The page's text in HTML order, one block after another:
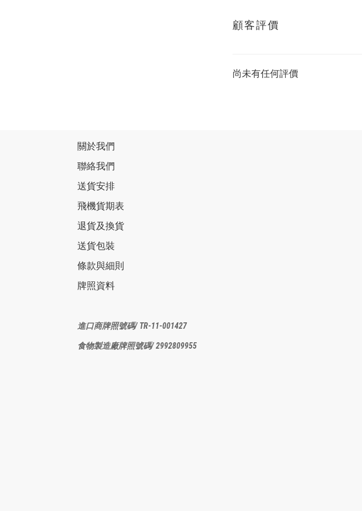
顧客評價
尚未有任何評價
關於我們
聯絡我們
送貨安排
飛機貨期表
退貨及換貨
送貨包裝
條款與細則
牌照資料
進口商牌照號碼/ TR-11-001427
食物製造廠牌照號碼/ 2992809955